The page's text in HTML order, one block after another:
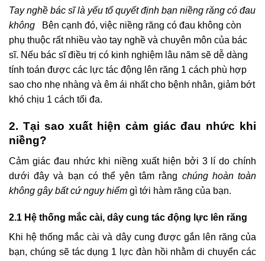
Tay nghề bác sĩ là yếu tố quyết định bạn niềng răng có đau
không Bên cạnh đó, việc niềng răng có đau không còn
phụ thuộc rất nhiều vào tay nghề và chuyên môn của bác
sĩ. Nếu bác sĩ điều trị có kinh nghiệm lâu năm sẽ dễ dàng
tính toán được các lực tác động lên răng 1 cách phù hợp
sao cho nhẹ nhàng và êm ái nhất cho bệnh nhân, giảm bớt
khó chịu 1 cách tối đa.
2. Tại sao xuất hiện cảm giác đau nhức khi
niềng?
Cảm giác đau nhức khi niềng xuất hiện bởi 3 lí do chính
dưới đây và bạn có thể yên tâm rằng chúng hoàn toàn
không gây bất cứ nguy hiểm gì tới hàm răng của bạn.
2.1 Hệ thống mắc cài, dây cung tác động lực lên răng
Khi hệ thống mắc cài và dây cung được gắn lên răng của
bạn, chúng sẽ tác dụng 1 lực đàn hồi nhằm di chuyển các